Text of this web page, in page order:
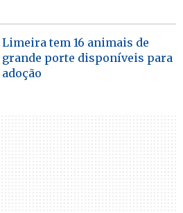
Limeira tem 16 animais de
grande porte disponíveis para
adoção